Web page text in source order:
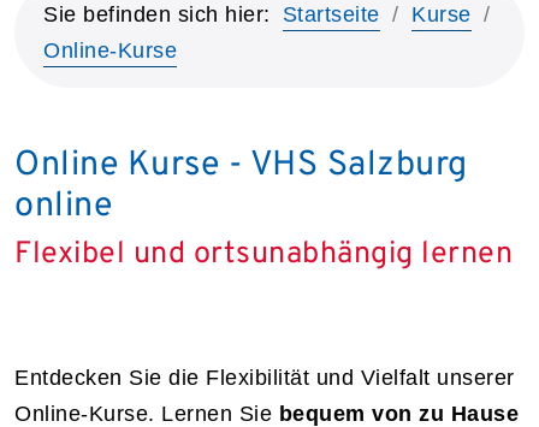
Sie befinden sich hier: Startseite
Kurse
Online-Kurse
Online Kurse - VHS Salzburg
online
Flexibel und ortsunabhängig lernen
Entdecken Sie die Flexibilität und Vielfalt unserer
Online-Kurse. Lernen Sie bequem von zu Hause